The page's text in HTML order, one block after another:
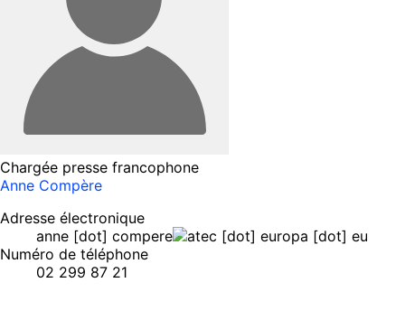
Chargée presse francophone
Anne Compère
Adresse électronique
anne [dot] compere ec [dot] europa [dot] eu
Numéro de téléphone
02 299 87 21